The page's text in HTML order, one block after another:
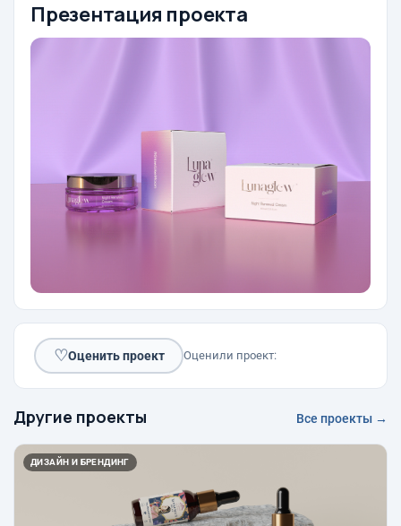
Презентация проекта
♡Оценить проект Оценили проект:
Другие проекты Все проекты →
ДИЗАЙН И БРЕНДИНГ